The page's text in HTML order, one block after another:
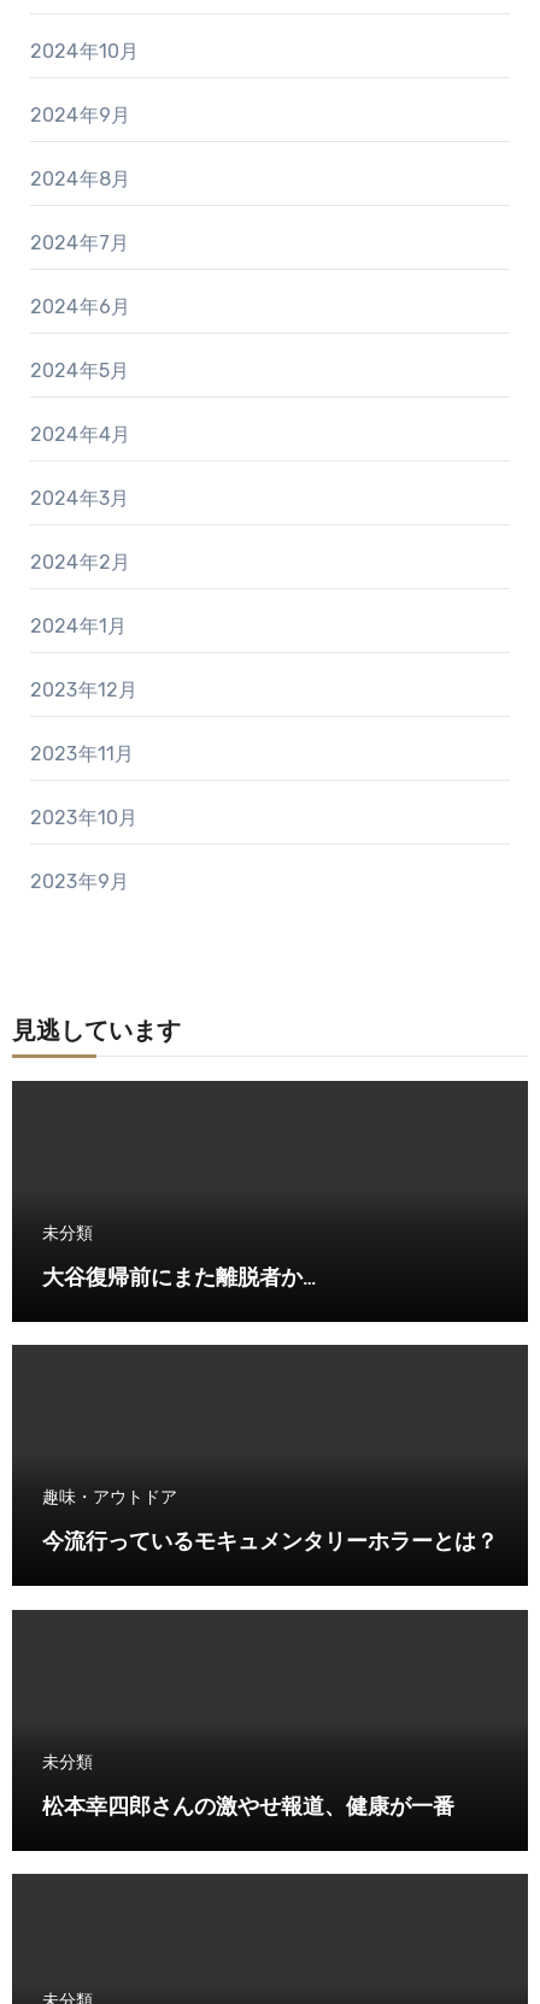
2024年10月
2024年9月
2024年8月
2024年7月
2024年6月
2024年5月
2024年4月
2024年3月
2024年2月
2024年1月
2023年12月
2023年11月
2023年10月
2023年9月
見逃しています
未分類
大谷復帰前にまた離脱者か…
趣味・アウトドア
今流行っているモキュメンタリーホラーとは？
未分類
松本幸四郎さんの激やせ報道、健康が一番